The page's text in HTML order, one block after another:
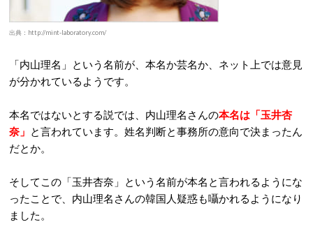
出典：http://mint-laboratory.com/
「内山理名」という名前が、本名か芸名か、ネット上では意見
が分かれているようです。
本名ではないとする説では、内山理名さんの本名は「玉井杏
奈」 と言われています。姓名判断と事務所の意向で決まったん
だとか。
そしてこの「玉井杏奈」という名前が本名と言われるようにな
ったことで、内山理名さんの韓国人疑惑も囁かれるようになり
ました。